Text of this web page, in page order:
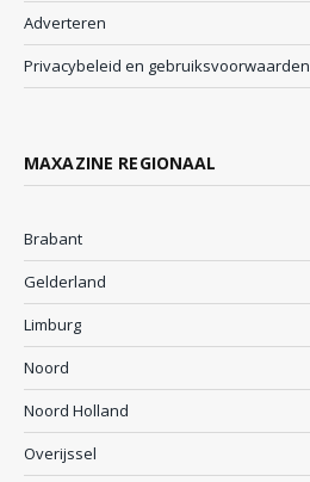
Adverteren
Privacybeleid en gebruiksvoorwaarden
MAXAZINE REGIONAAL
Brabant
Gelderland
Limburg
Noord
Noord Holland
Overijssel